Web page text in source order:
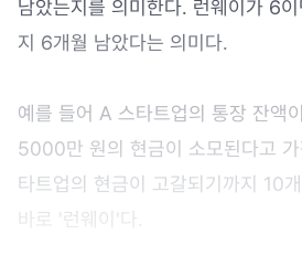
남았는지를 의미한다. 런웨이가 6
지 6개월 남았다는 의미다.
예를 들어 A 스타트업의 통장 잔액
5000만 원의 현금이 소모된다고
타트업의 현금이 고갈되기까지 10
바로 '런웨이'다.